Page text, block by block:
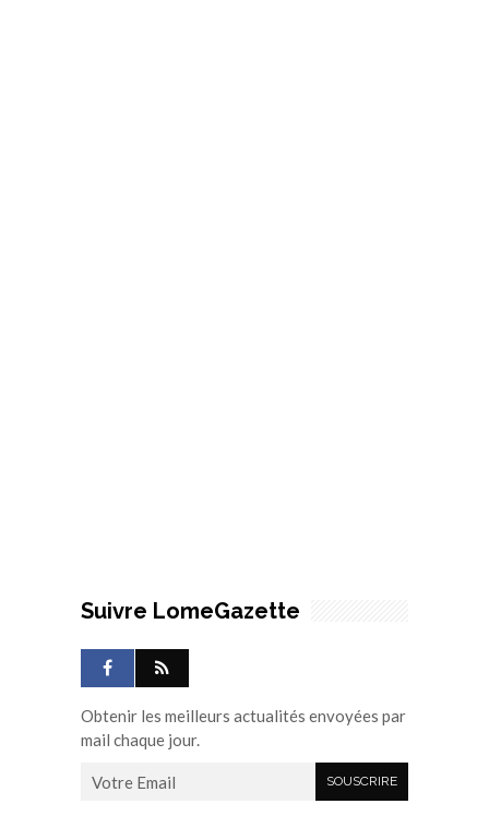
Suivre LomeGazette
Obtenir les meilleurs actualités envoyées par
mail chaque jour.